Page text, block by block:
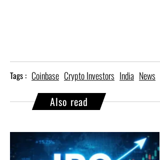
Tags : Coinbase Crypto Investors India News
Also read